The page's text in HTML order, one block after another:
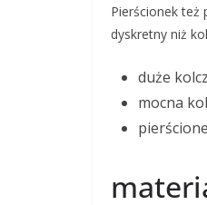
Pierścionek też
dyskretny niż
duże
mocna